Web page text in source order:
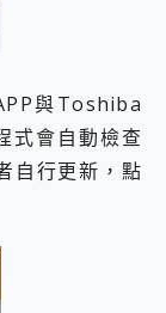
與Toshiba
式會自動檢查
自行更新，點